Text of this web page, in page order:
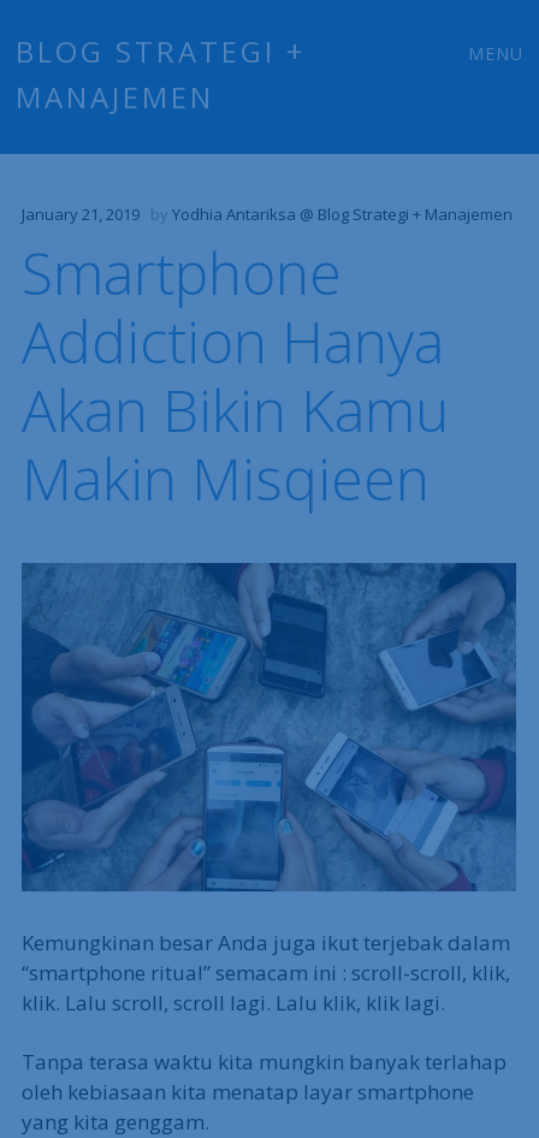
BLOG STRATEGI +
MANAJEMEN
MENU
January 21, 2019 by Yodhia Antariksa @ Blog Strategi + Manajemen
Smartphone
Addiction Hanya
Akan Bikin Kamu
Makin Misqieen
Kemungkinan besar Anda juga ikut terjebak dalam
“smartphone ritual” semacam ini : scroll-scroll, klik,
klik. Lalu scroll, scroll lagi. Lalu klik, klik lagi.
Tanpa terasa waktu kita mungkin banyak terlahap
oleh kebiasaan kita menatap layar smartphone
yang kita genggam.